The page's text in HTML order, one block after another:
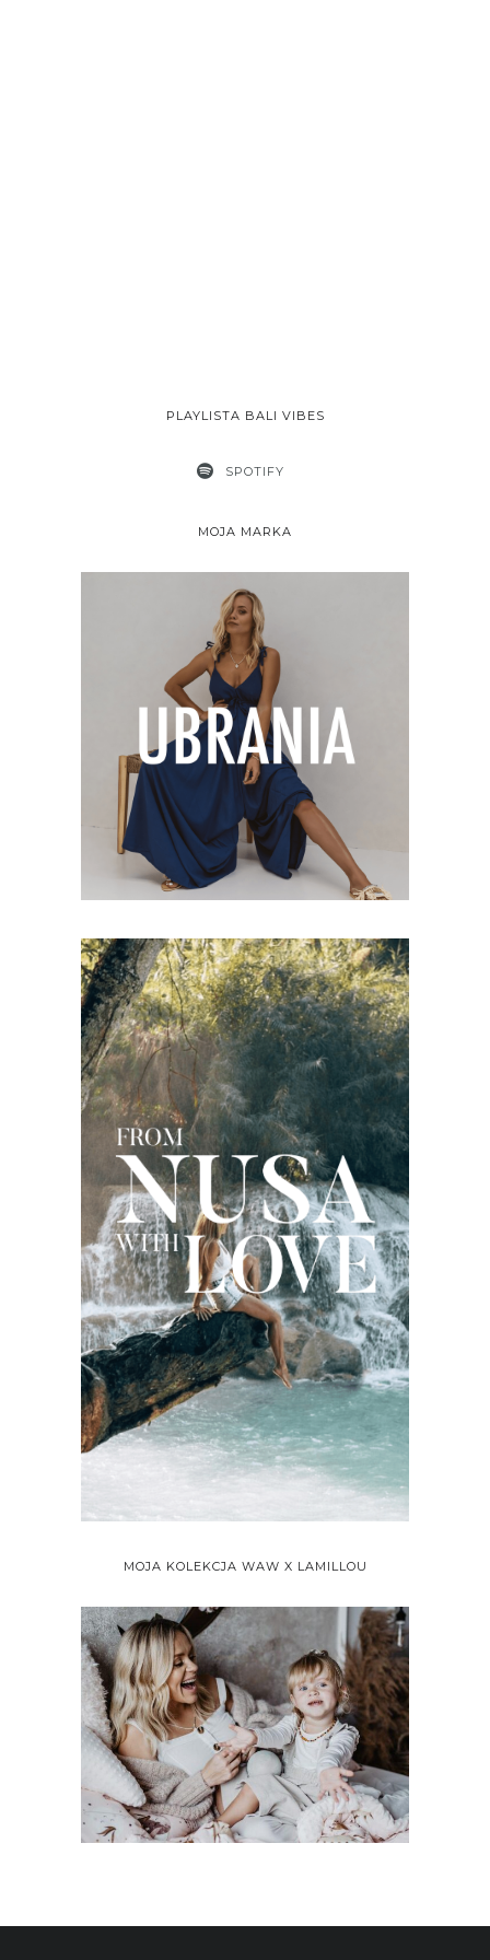
PLAYLISTA BALI VIBES
SPOTIFY
MOJA MARKA
MOJA KOLEKCJA WAW X LAMILLOU